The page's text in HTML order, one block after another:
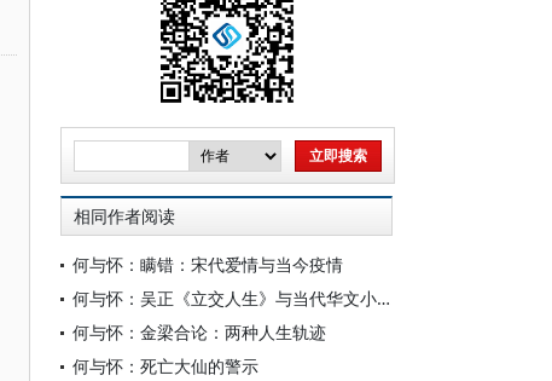
相同作者阅读
何与怀：瞒错：宋代爱情与当今疫情
何与怀：吴正《立交人生》与当代华文小说创作
何与怀：金梁合论：两种人生轨迹
何与怀：死亡大仙的警示